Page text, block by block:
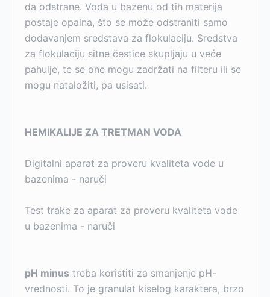
da odstrane. Voda u bazenu od tih materija
postaje opalna, što se može odstraniti samo
dodavanjem sredstava za flokulaciju. Sredstva
za flokulaciju sitne čestice skupljaju u veće
pahulje, te se one mogu zadržati na filteru ili se
mogu nataložiti, pa usisati.
HEMIKALIJE ZA TRETMAN VODA
Digitalni aparat za proveru kvaliteta vode u
bazenima - naruči
Test trake za aparat za proveru kvaliteta vode
u bazenima - naruči
pH minus treba koristiti za smanjenje pH-
vrednosti. To je granulat kiselog karaktera, brzo